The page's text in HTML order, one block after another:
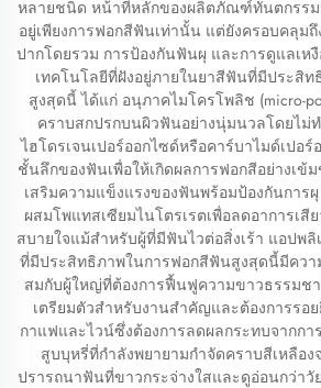
หลายชนิด หน้าที่หลักของผลิตภัณฑ์ทันตกรรม
อยู่เพียงการฟอกสีฟันเท่านั้น แต่ยังครอบคลุม
ปากโดยรวม การป้องกันฟันผุ และการดูแลเห
เทคโนโลยีที่ฝังอยู่ภายในยาสีฟันที่มีประสิ
สูงสุดนี้ ได้แก่ อนุภาคไมโครโพลิช (micro-
คราบสกปรกบนผิวฟันอย่างนุ่มนวลโดยไม่
ไฮโดรเจนเปอร์ออกไซด์หรือคาร์บาไมด์เปอ
ชั้นลึกของฟันเพื่อให้เกิดผลการฟอกสีอย่างเข้
เสริมความแข็งแรงของฟันพร้อมป้องกันการ
ผสมโพแทสเซียมไนโตรเรตเพื่อลดอาการเสี
สบายใจแม้สำหรับผู้ที่มีฟันไวต่อสิ่งเร้า แอปพ
ที่มีประสิทธิภาพในการฟอกสีฟันสูงสุดนี้มีควา
สมกับผู้ใหญ่ที่ต้องการฟื้นฟูความขาวธรรมช
เตรียมตัวสำหรับงานสำคัญและต้องการรอ
กาแฟและไวน์ซึ่งต้องการลดผลกระทบจากกา
สูบบุหรี่ที่กำลังพยายามกำจัดคราบสีเหลือ
ปรารถนาฟันที่ขาวกระจ่างใสและดูอ่อนกว่า